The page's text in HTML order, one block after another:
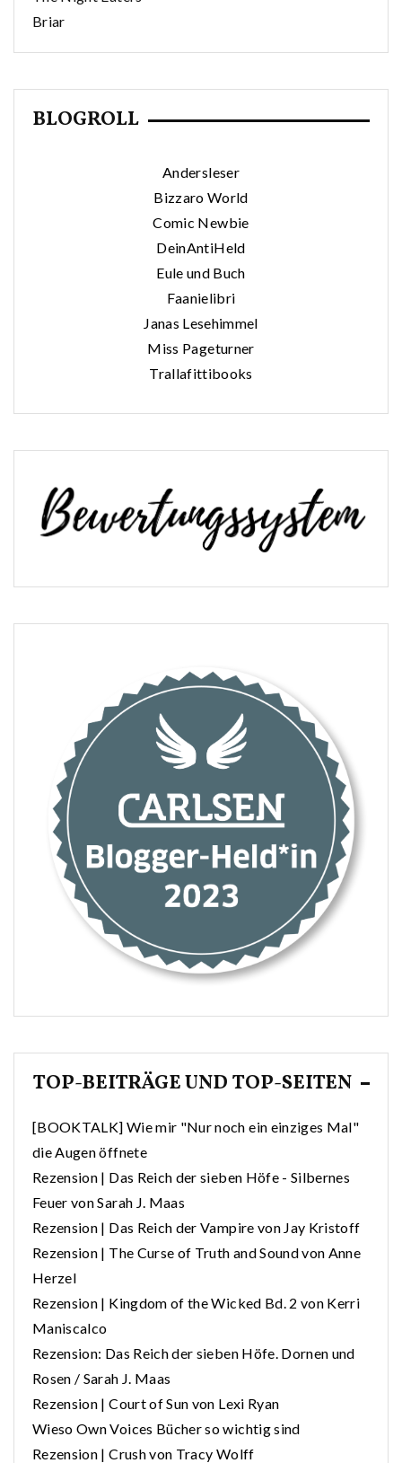
Briar
BLOGROLL
Andersleser
Bizzaro World
Comic Newbie
DeinAntiHeld
Eule und Buch
Faanielibri
Janas Lesehimmel
Miss Pageturner
Trallafittibooks
TOP-BEITRÄGE UND TOP-SEITEN
[BOOKTALK] Wie mir "Nur noch ein einziges Mal"
die Augen öffnete
Rezension | Das Reich der sieben Höfe - Silbernes
Feuer von Sarah J. Maas
Rezension | Das Reich der Vampire von Jay Kristoff
Rezension | The Curse of Truth and Sound von Anne
Herzel
Rezension | Kingdom of the Wicked Bd. 2 von Kerri
Maniscalco
Rezension: Das Reich der sieben Höfe. Dornen und
Rosen / Sarah J. Maas
Rezension | Court of Sun von Lexi Ryan
Wieso Own Voices Bücher so wichtig sind
Rezension | Crush von Tracy Wolff